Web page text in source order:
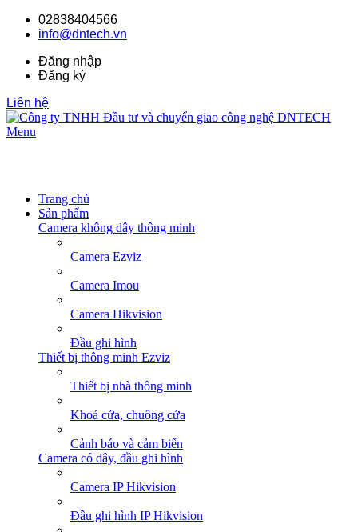
02838404566
info@dntech.vn
Đăng nhập
Đăng ký
Liên hệ
Menu
Trang chủ
Sản phẩm
Camera không dây thông minh
Camera Ezviz
Camera Imou
Camera Hikvision
Đầu ghi hình
Thiết bị thông minh Ezviz
Thiết bị nhà thông minh
Khoá cửa, chuông cửa
Cảnh báo và cảm biến
Camera có dây, đầu ghi hình
Camera IP Hikvision
Đầu ghi hình IP Hikvision